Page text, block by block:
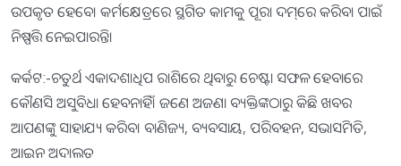
ଉପକୃତ ହେବେ। କର୍ମକ୍ଷେତ୍ରରେ ସ୍ଥଗିତ କାମକୁ ପୂରା ଦମ୍‌ରେ କରିବା ପାଇଁ
ନିଷ୍ପତ୍ତି ନେଇପାରନ୍ତି।
କର୍କଟ:-ଚତୁର୍ଥ ଏକାଦଶାଧିପ ରାଶିରେ ଥିବାରୁ ଚେଷ୍ଟା ସଫଳ ହେବାରେ
କୌଣସି ଅସୁବିଧା ହେବନାହିଁ। ଜଣେ ଅଜଣା ବ୍ୟକ୍ତିଙ୍କଠାରୁ କିଛି ଖବର
ଆପଣଙ୍କୁ ସାହାଯ୍ୟ କରିବ। ବାଣିଜ୍ୟ, ବ୍ୟବସାୟ, ପରିବହନ, ସଭାସମିତି,
ଆଇନ ଅଦାଲତ